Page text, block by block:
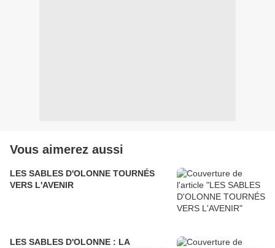
Vous aimerez aussi
LES SABLES D'OLONNE TOURNÉS
VERS L'AVENIR
LES SABLES D'OLONNE : LA